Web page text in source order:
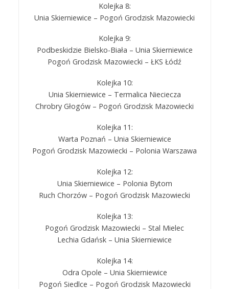
Kolejka 8:
Unia Skierniewice – Pogoń Grodzisk Mazowiecki
Kolejka 9:
Podbeskidzie Bielsko-Biała – Unia Skierniewice
Pogoń Grodzisk Mazowiecki – ŁKS Łódź
Kolejka 10:
Unia Skierniewice – Termalica Nieciecza
Chrobry Głogów – Pogoń Grodzisk Mazowiecki
Kolejka 11:
Warta Poznań – Unia Skierniewice
Pogoń Grodzisk Mazowiecki – Polonia Warszawa
Kolejka 12:
Unia Skierniewice – Polonia Bytom
Ruch Chorzów – Pogoń Grodzisk Mazowiecki
Kolejka 13:
Pogoń Grodzisk Mazowiecki – Stal Mielec
Lechia Gdańsk – Unia Skierniewice
Kolejka 14:
Odra Opole – Unia Skierniewice
Pogoń Siedlce – Pogoń Grodzisk Mazowiecki